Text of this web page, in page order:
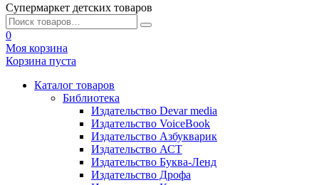
Супермаркет детских товаров
0
Моя корзина
Корзина пуста
Каталог товаров
Библиотека
Издательство Devar media
Издательство VoiceBook
Издательство Азбукварик
Издательство АСТ
Издательство Буква-Ленд
Издательство Дрофа